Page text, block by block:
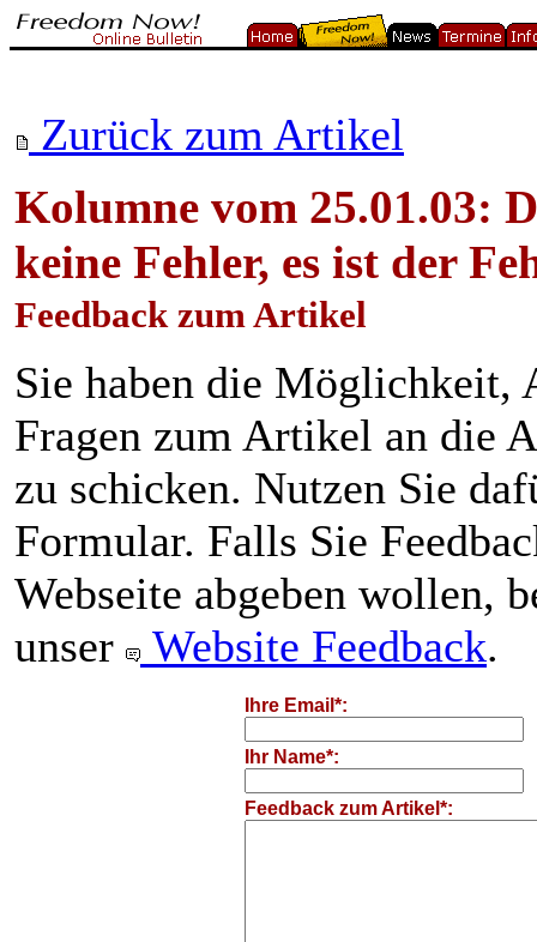
Zurück zum Artikel
Kolumne vom 25.01.03:
keine Fehler, es ist der
Feedback zum Artikel
Sie haben die Möglichkeit,
Fragen zum Artikel an die
zu schicken. Nutzen Sie
Formular. Falls Sie
Webseite abgeben wollen,
unser
Website Feedback.
Ihre Email*:
Ihr Name*:
Feedback zum Artikel*: